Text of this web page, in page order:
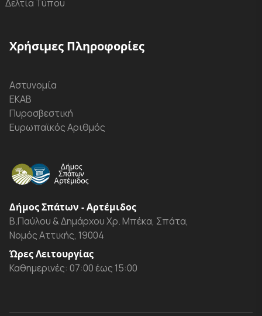
Δελτία Τύπου
Χρήσιμες Πληροφορίες
Αστυνομία
ΕΚΑΒ
Πυροσβεστική
Ευρωπαϊκός Αριθμός
Δήμος Σπάτων - Αρτέμιδος
Β.Παύλου & Δημάρχου Χρ. Μπέκα, Σπάτα,
Νομός Αττικής, 19004
Ώρες Λειτουργίας
Καθημερινές: 07:00 έως 15:00